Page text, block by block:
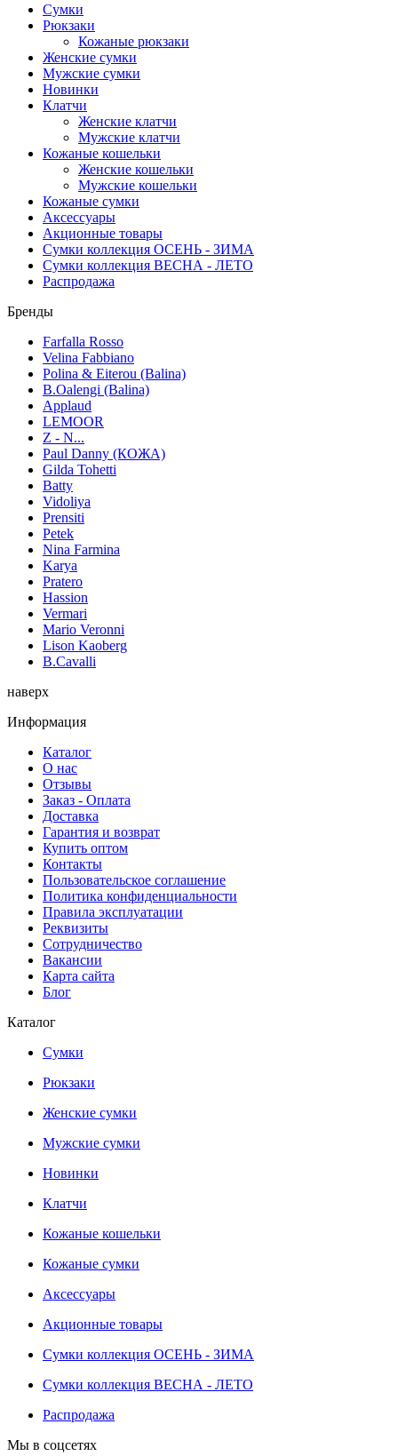
Сумки
Рюкзаки
Кожаные рюкзаки
Женские сумки
Мужские сумки
Новинки
Клатчи
Женские клатчи
Мужские клатчи
Кожаные кошельки
Женские кошельки
Мужские кошельки
Кожаные сумки
Аксессуары
Акционные товары
Сумки коллекция ОСЕНЬ - ЗИМА
Сумки коллекция ВЕСНА - ЛЕТО
Распродажа
Бренды
Farfalla Rosso
Velina Fabbiano
Polina & Eiterou (Balina)
B.Oalengi (Balina)
Applaud
LEMOOR
Z - N...
Paul Danny (КОЖА)
Gilda Tohetti
Batty
Vidoliya
Prensiti
Petek
Nina Farmina
Karya
Pratero
Hassion
Vermari
Mario Veronni
Lison Kaoberg
B.Cavalli
наверх
Информация
Каталог
О нас
Отзывы
Заказ - Оплата
Доставка
Гарантия и возврат
Купить оптом
Контакты
Пользовательское соглашение
Политика конфиденциальности
Правила эксплуатации
Реквизиты
Сотрудничество
Вакансии
Карта сайта
Блог
Каталог
Сумки
Рюкзаки
Женские сумки
Мужские сумки
Новинки
Клатчи
Кожаные кошельки
Кожаные сумки
Аксессуары
Акционные товары
Сумки коллекция ОСЕНЬ - ЗИМА
Сумки коллекция ВЕСНА - ЛЕТО
Распродажа
Мы в соцсетях